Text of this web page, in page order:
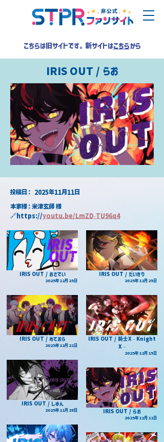
こちらは旧サイトです。新サイトはこちらから
IRIS OUT / らお
2025年11月11日
​投稿日：
本家様：米津玄師 様
🔗https://youtu.be/LmZD-TU96q4
IRIS OUT / おさでい
2025年12月25日
IRIS OUT / めておら
2025年12月21日
IRIS OUT / しゆん
2025年11月28日
IRIS OUT / だいきり
2025年12月25日
IRIS OUT / 騎士X - Knight
X -
2025年12月15日
IRIS OUT / らお
2025年11月11日